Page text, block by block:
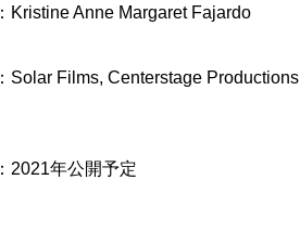
：Kristine Anne Margaret Fajardo
：Solar Films, Centerstage Productions
：2021年公開予定